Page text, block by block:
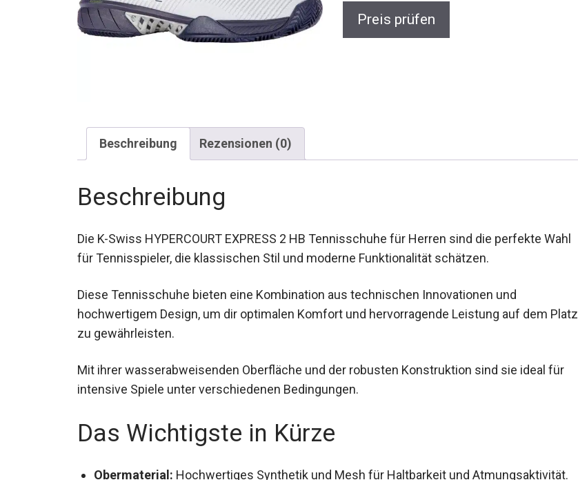
Preis prüfen
Beschreibung Rezensionen (0)
Beschreibung
Die K-Swiss HYPERCOURT EXPRESS 2 HB Tennisschuhe für Herren sind die perfekte Wahl
für Tennisspieler, die klassischen Stil und moderne Funktionalität schätzen.
Diese Tennisschuhe bieten eine Kombination aus technischen Innovationen und
hochwertigem Design, um dir optimalen Komfort und hervorragende Leistung auf dem Platz
zu gewährleisten.
Mit ihrer wasserabweisenden Oberfläche und der robusten Konstruktion sind sie ideal für
intensive Spiele unter verschiedenen Bedingungen.
Das Wichtigste in Kürze
Obermaterial: Hochwertiges Synthetik und Mesh für Haltbarkeit und Atmungsaktivität.